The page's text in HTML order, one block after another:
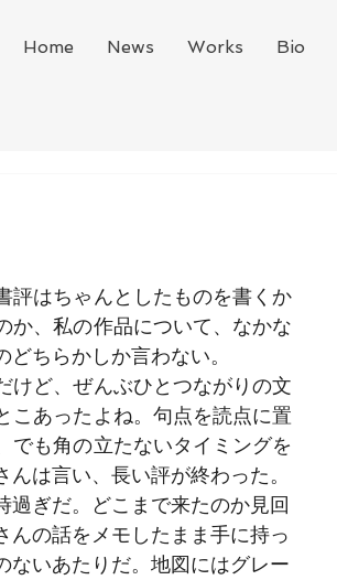
Home News Works Bio
評はちゃんとしたものを書くか
か、私の作品について、なかな
ちらかしか言わない。
ど、ぜんぶひとつながりの文
こあったよね。句点を読点に置
でも角の立たないタイミングを
は言い、長い評が終わった。
ぎだ。どこまで来たのか見回
んの話をメモしたまま手に持っ
ないあたりだ。地図にはグレー